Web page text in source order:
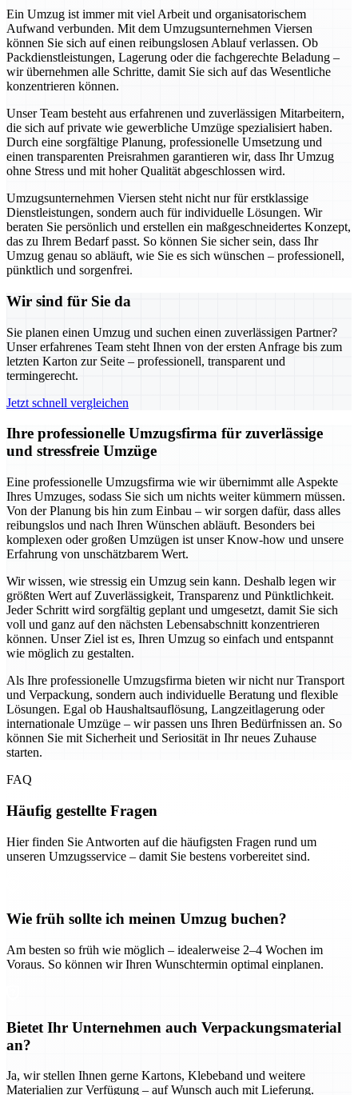
Ein Umzug ist immer mit viel Arbeit und organisatorischem
Aufwand verbunden. Mit dem Umzugsunternehmen Viersen
können Sie sich auf einen reibungslosen Ablauf verlassen. Ob
Packdienstleistungen, Lagerung oder die fachgerechte Beladung –
wir übernehmen alle Schritte, damit Sie sich auf das Wesentliche
konzentrieren können.
Unser Team besteht aus erfahrenen und zuverlässigen Mitarbeitern,
die sich auf private wie gewerbliche Umzüge spezialisiert haben.
Durch eine sorgfältige Planung, professionelle Umsetzung und
einen transparenten Preisrahmen garantieren wir, dass Ihr Umzug
ohne Stress und mit hoher Qualität abgeschlossen wird.
Umzugsunternehmen Viersen steht nicht nur für erstklassige
Dienstleistungen, sondern auch für individuelle Lösungen. Wir
beraten Sie persönlich und erstellen ein maßgeschneidertes Konzept,
das zu Ihrem Bedarf passt. So können Sie sicher sein, dass Ihr
Umzug genau so abläuft, wie Sie es sich wünschen – professionell,
pünktlich und sorgenfrei.
Wir sind für Sie da
Sie planen einen Umzug und suchen einen zuverlässigen Partner?
Unser erfahrenes Team steht Ihnen von der ersten Anfrage bis zum
letzten Karton zur Seite – professionell, transparent und
termingerecht.
Jetzt schnell vergleichen
Ihre professionelle Umzugsfirma für zuverlässige
und stressfreie Umzüge
Eine professionelle Umzugsfirma wie wir übernimmt alle Aspekte
Ihres Umzuges, sodass Sie sich um nichts weiter kümmern müssen.
Von der Planung bis hin zum Einbau – wir sorgen dafür, dass alles
reibungslos und nach Ihren Wünschen abläuft. Besonders bei
komplexen oder großen Umzügen ist unser Know-how und unsere
Erfahrung von unschätzbarem Wert.
Wir wissen, wie stressig ein Umzug sein kann. Deshalb legen wir
größten Wert auf Zuverlässigkeit, Transparenz und Pünktlichkeit.
Jeder Schritt wird sorgfältig geplant und umgesetzt, damit Sie sich
voll und ganz auf den nächsten Lebensabschnitt konzentrieren
können. Unser Ziel ist es, Ihren Umzug so einfach und entspannt
wie möglich zu gestalten.
Als Ihre professionelle Umzugsfirma bieten wir nicht nur Transport
und Verpackung, sondern auch individuelle Beratung und flexible
Lösungen. Egal ob Haushaltsauflösung, Langzeitlagerung oder
internationale Umzüge – wir passen uns Ihren Bedürfnissen an. So
können Sie mit Sicherheit und Seriosität in Ihr neues Zuhause
starten.
FAQ
Häufig gestellte Fragen
Hier finden Sie Antworten auf die häufigsten Fragen rund um
unseren Umzugsservice – damit Sie bestens vorbereitet sind.
Wie früh sollte ich meinen Umzug buchen?
Am besten so früh wie möglich – idealerweise 2–4 Wochen im
Voraus. So können wir Ihren Wunschtermin optimal einplanen.
Bietet Ihr Unternehmen auch Verpackungsmaterial
an?
Ja, wir stellen Ihnen gerne Kartons, Klebeband und weitere
Materialien zur Verfügung – auf Wunsch auch mit Lieferung.